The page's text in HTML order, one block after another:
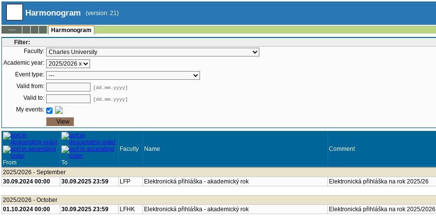
Harmonogram (version: 21)
--:--
Harmonogram
Filter:
Faculty:
Academic year:
Event type:
Valid from:
[dd.mm.yyyy]
Valid to: [dd.mm.yyyy]
My events:
From To
Faculty Name Comment
2025/2026 - September
30.09.2024 00:00
30.09.2025 23:59 LFP Elektronická přihláška - akademický rok Elektronická přihláška na rok 2025/26
2025/2026 - October
01.10.2024 00:00
30.09.2025 23:59 LFHK Elektronická přihláška - akademický rok Elektronická přihláška na rok 2025/2026